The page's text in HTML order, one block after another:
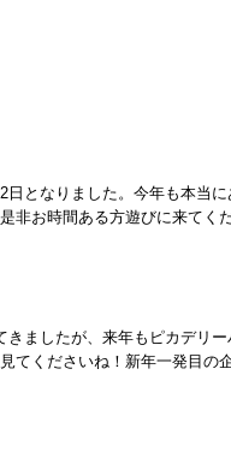
となりました。今年も本当
非お時間ある方遊びに来てくだ
ましたが、来年もピカデリ
てくださいね！新年一発目の